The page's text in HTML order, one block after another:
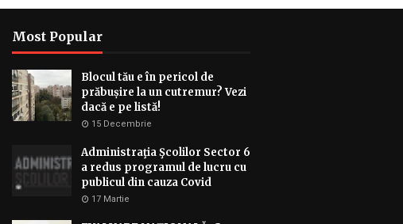
Most Popular
Blocul tău e în pericol de
prăbușire la un cutremur? Vezi
dacă e pe listă!
15 Decembrie
Administraţia Şcolilor Sector 6
a redus programul de lucru cu
publicul din cauza Covid
17 Martie